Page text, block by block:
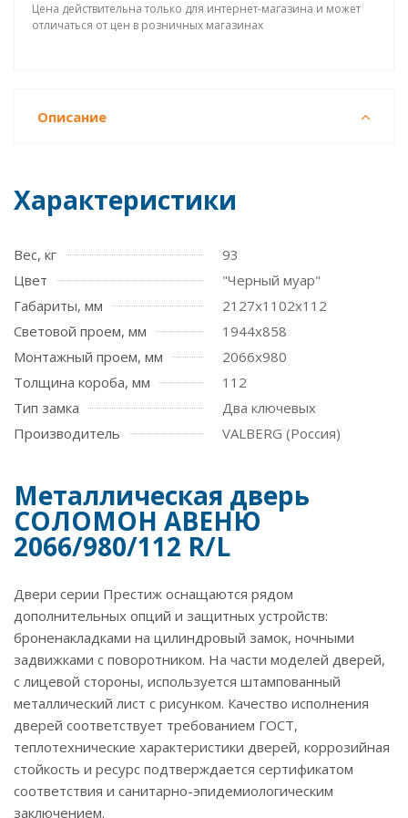
Цена действительна только для интернет-магазина и может
отличаться от цен в розничных магазинах
Описание
Характеристики
Вес, кг
93
Цвет
"Черный муар"
Габариты, мм
2127x1102x112
Световой проем, мм
1944x858
Монтажный проем, мм
2066x980
Толщина короба, мм
112
Тип замка
Два ключевых
Производитель
VALBERG (Россия)
Металлическая дверь
СОЛОМОН АВЕНЮ
2066/980/112 R/L
Двери серии Престиж оснащаются рядом
дополнительных опций и защитных устройств:
броненакладками на цилиндровый замок, ночными
задвижками с поворотником. На части моделей дверей,
с лицевой стороны, используется штампованный
металлический лист с рисунком. Качество исполнения
дверей соответствует требованием ГОСТ,
теплотехнические характеристики дверей, коррозийная
стойкость и ресурс подтверждается сертификатом
соответствия и санитарно-эпидемиологическим
заключением.